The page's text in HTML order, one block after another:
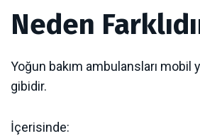
Neden
Yoğun bakım ambulansları mobil
gibidir.
İçerisinde: